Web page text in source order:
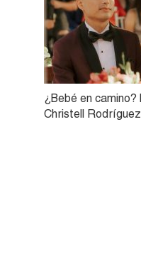
¿Bebé en
Christell